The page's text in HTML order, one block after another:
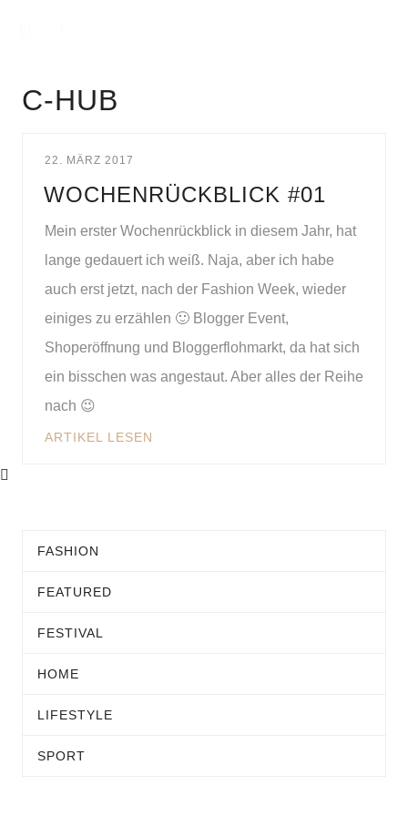
C-HUB
22. MÄRZ 2017
WOCHENRÜCKBLICK #01
Mein erster Wochenrückblick in diesem Jahr, hat
lange gedauert ich weiß. Naja, aber ich habe
auch erst jetzt, nach der Fashion Week, wieder
einiges zu erzählen 🙂 Blogger Event,
Shoperöffnung und Bloggerflohmarkt, da hat sich
ein bisschen was angestaut. Aber alles der Reihe
nach 😉
ARTIKEL LESEN
FASHION
FEATURED
FESTIVAL
HOME
LIFESTYLE
SPORT